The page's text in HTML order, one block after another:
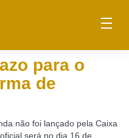
para o
de
não foi lançado pela Caixa
será no dia 16 de